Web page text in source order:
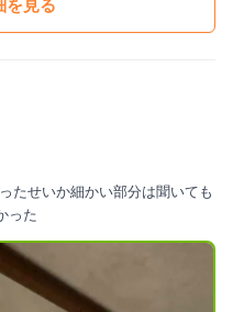
を見る
たせいか細かい部分は聞いても
った